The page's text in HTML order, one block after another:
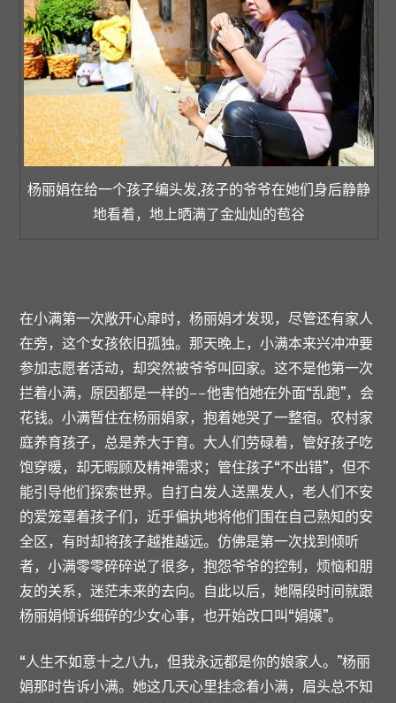
杨丽娟在给一个孩子编头发,孩子的爷爷在她们身后静静
地看着，地上晒满了金灿灿的苞谷
在小满第一次敞开心扉时，杨丽娟才发现，尽管还有家人
在旁，这个女孩依旧孤独。那天晚上，小满本来兴冲冲要
参加志愿者活动，却突然被爷爷叫回家。这不是他第一次
拦着小满，原因都是一样的——他害怕她在外面“乱跑”，会
花钱。小满暂住在杨丽娟家，抱着她哭了一整宿。农村家
庭养育孩子，总是养大于育。大人们劳碌着，管好孩子吃
饱穿暖，却无暇顾及精神需求；管住孩子“不出错”，但不
能引导他们探索世界。自打白发人送黑发人，老人们不安
的爱笼罩着孩子们，近乎偏执地将他们围在自己熟知的安
全区，有时却将孩子越推越远。仿佛是第一次找到倾听
者，小满零零碎碎说了很多，抱怨爷爷的控制，烦恼和朋
友的关系，迷茫未来的去向。自此以后，她隔段时间就跟
杨丽娟倾诉细碎的少女心事，也开始改口叫“娟嬢”。
“人生不如意十之八九，但我永远都是你的娘家人。”杨丽
娟那时告诉小满。她这几天心里挂念着小满，眉头总不知